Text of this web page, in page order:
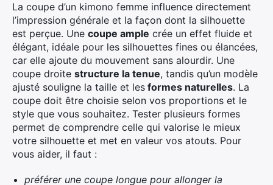
La coupe d’un kimono femme influence directement
l’impression générale et la façon dont la silhouette
est perçue. Une coupe ample crée un effet fluide et
élégant, idéale pour les silhouettes fines ou élancées,
car elle ajoute du mouvement sans alourdir. Une
coupe droite structure la tenue, tandis qu’un modèle
ajusté souligne la taille et les formes naturelles. La
coupe doit être choisie selon vos proportions et le
style que vous souhaitez. Tester plusieurs formes
permet de comprendre celle qui valorise le mieux
votre silhouette et met en valeur vos atouts. Pour
vous aider, il faut :
préférer une coupe longue pour allonger la